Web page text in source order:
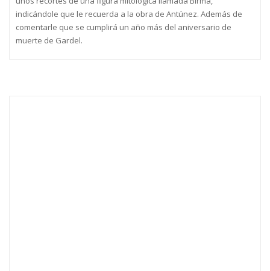
indicándole que le recuerda a la obra de Antúnez. Además de
comentarle que se cumplirá un año más del aniversario de
muerte de Gardel.